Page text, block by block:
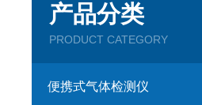
产品分类
PRODUCT CATEGORY
便携式气体检测仪